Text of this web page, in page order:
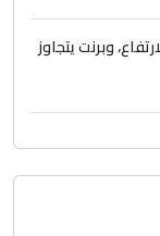
وبرنت يتجاوز